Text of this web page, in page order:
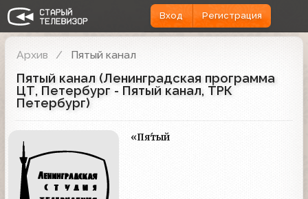
Вход Регистрация
Архив Пятый канал
Пятый канал (Ленинградская программа
ЦТ, Петербург - Пятый канал, ТРК
Петербург)
«Пя́тый